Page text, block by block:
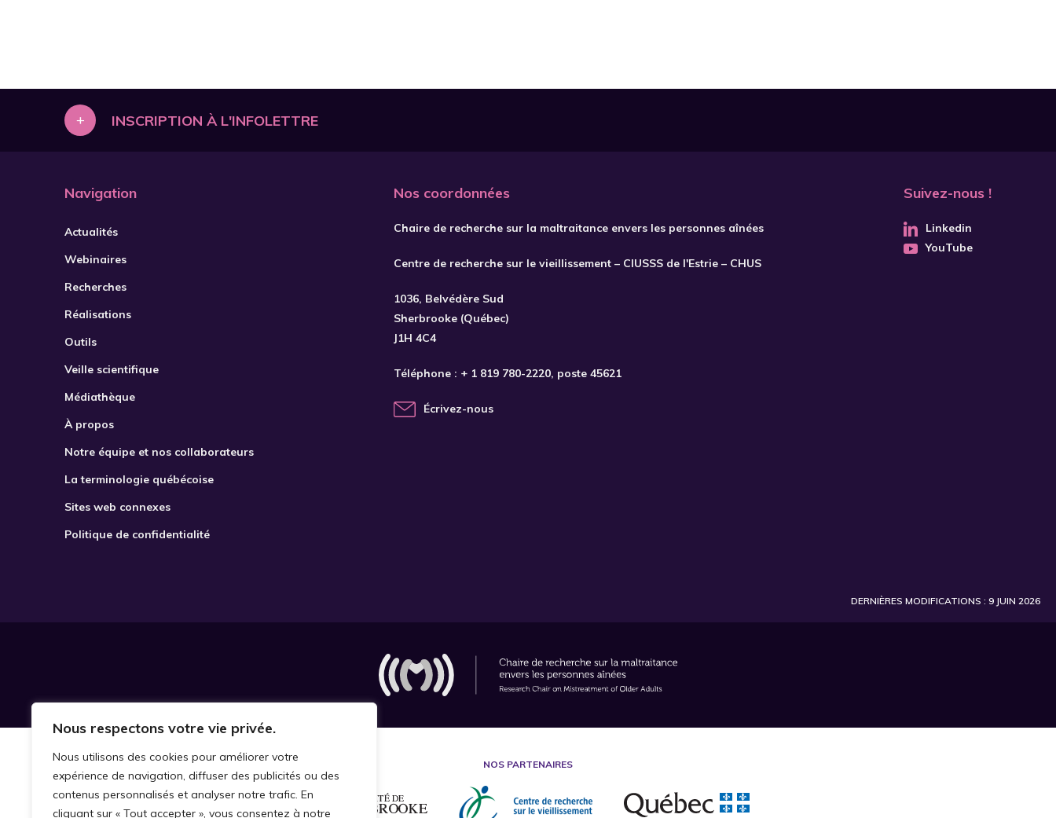
Nous respectons votre vie privée.
Nous utilisons des cookies pour améliorer votre
expérience de navigation, diffuser des publicités ou des
contenus personnalisés et analyser notre trafic. En
cliquant sur « Tout accepter », vous consentez à notre
+ INSCRIPTION À L'INFOLETTRE
Navigation
Actualités
Webinaires
Recherches
Réalisations
Outils
Veille scientifique
Médiathèque
À propos
Notre équipe et nos collaborateurs
La terminologie québécoise
Sites web connexes
Politique de confidentialité
Nos coordonnées
Chaire de recherche sur la maltraitance envers les personnes aînées
Centre de recherche sur le vieillissement – CIUSSS de l'Estrie – CHUS
1036, Belvédère Sud
Sherbrooke (Québec)
J1H 4C4
Téléphone : + 1 819 780-2220, poste 45621
Écrivez-nous
Suivez-nous !
Linkedin
YouTube
DERNIÈRES MODIFICATIONS : 9 JUIN 2026
NOS PARTENAIRES